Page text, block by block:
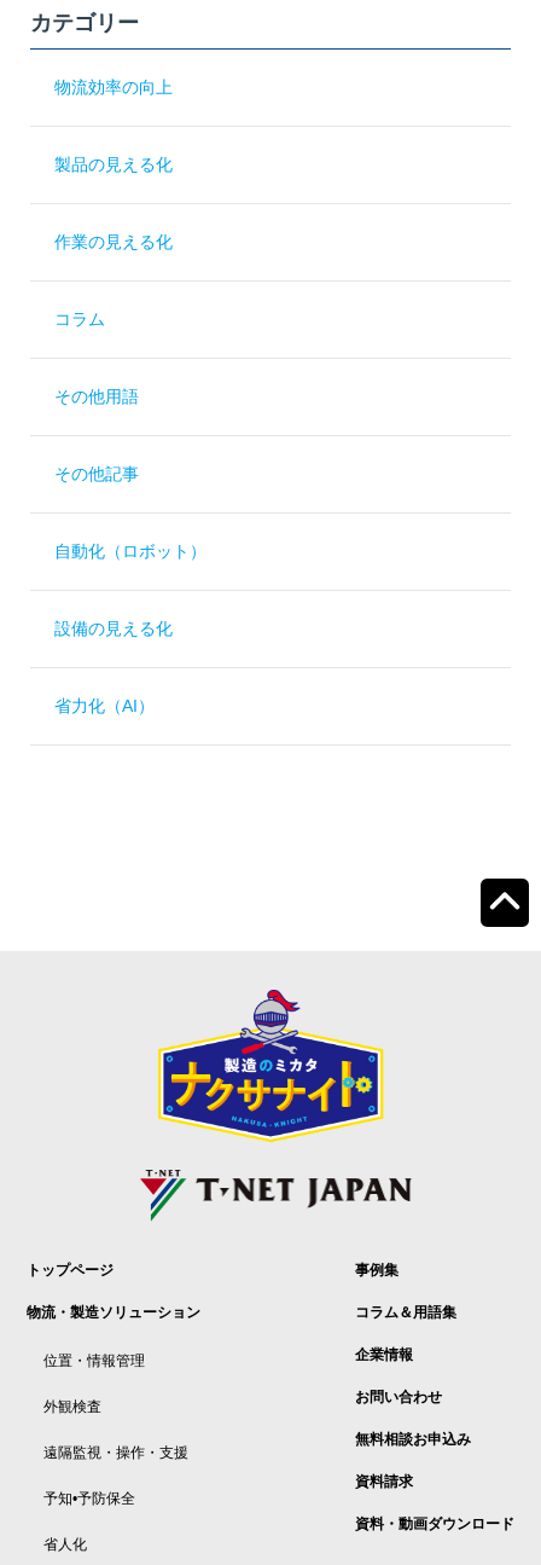
カテゴリー
物流効率の向上
製品の見える化
作業の見える化
コラム
その他用語
その他記事
自動化（ロボット）
設備の見える化
省力化（AI）
トップページ
物流・製造ソリューション
位置・情報管理
外観検査
遠隔監視・操作・支援
予知•予防保全
省人化
事例集
コラム＆用語集
企業情報
お問い合わせ
無料相談お申込み
資料請求
資料・動画ダウンロード